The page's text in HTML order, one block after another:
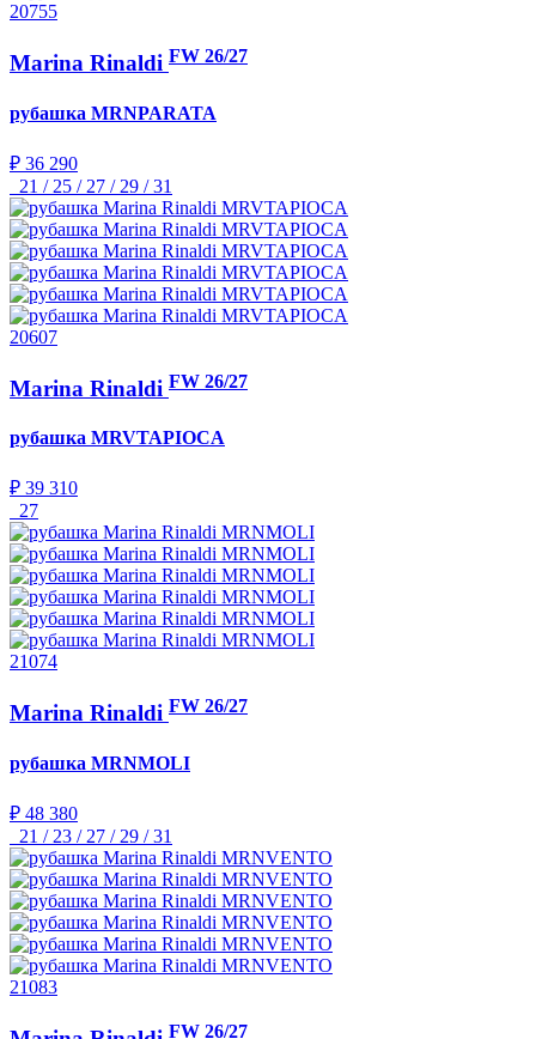
20755
Marina Rinaldi FW 26/27
рубашка MRNPARATA
₽ 36 290
21 / 25 / 27 / 29 / 31
20607
Marina Rinaldi FW 26/27
рубашка MRVTAPIOCA
₽ 39 310
27
21074
Marina Rinaldi FW 26/27
рубашка MRNMOLI
₽ 48 380
21 / 23 / 27 / 29 / 31
21083
FW 26/27